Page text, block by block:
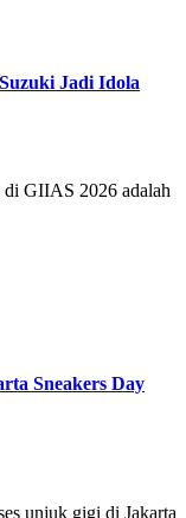
Jadi Idola
GIIAS 2026 adalah
Sneakers Day
unjuk gigi di Jakarta